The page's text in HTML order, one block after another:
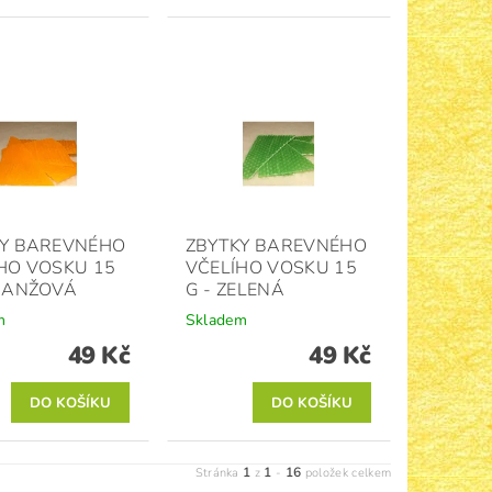
BAREVNÉHO
VOSKU 15
49 Kč
ZBYTKY BAREVNÉHO
VČELÍHO VOSKU 15
G - ZELENÁ
Skladem
49 Kč
Stránka 1 z 1 - 16 položek celkem